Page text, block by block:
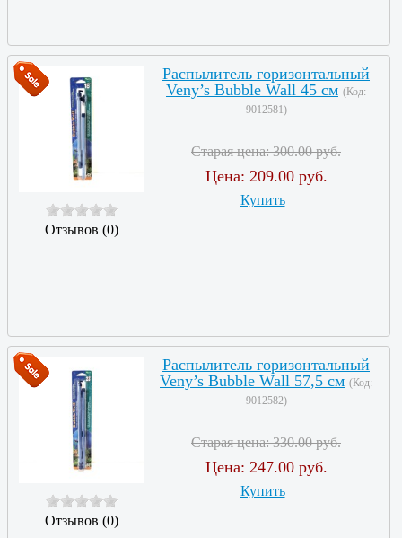
Отзывов (0)
Распылитель горизонтальный
Veny’s Bubble Wall 45 см (Код:
9012581)
Старая цена:300.00 руб.
Цена: 209.00 руб.
Купить
Отзывов (0)
Распылитель горизонтальный
Veny’s Bubble Wall 57,5 см (Код:
9012582)
Старая цена:330.00 руб.
Цена: 247.00 руб.
Купить